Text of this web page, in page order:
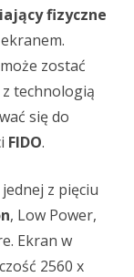
fizyczne
zostać
technologią
się do
FIDO.
z pięciu
, Low Power,
Ekran w
2560 x